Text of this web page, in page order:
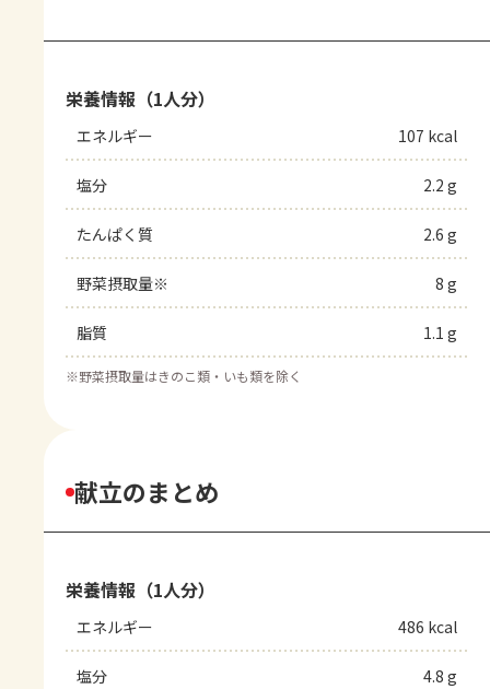
栄養情報（1人分）
エネルギー 107 kcal
塩分 2.2 g
たんぱく質 2.6 g
野菜摂取量※ 8 g
脂質 1.1 g
※野菜摂取量はきのこ類・いも類を除く
献立のまとめ
栄養情報（1人分）
エネルギー 486 kcal
塩分 4.8 g